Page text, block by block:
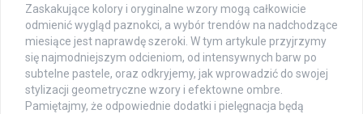
Zaskakujące kolory i oryginalne wzory mogą całkowicie
odmienić wygląd paznokci, a wybór trendów na nadchodzące
miesiące jest naprawdę szeroki. W tym artykule przyjrzymy
się najmodniejszym odcieniom, od intensywnych barw po
subtelne pastele, oraz odkryjemy, jak wprowadzić do swojej
stylizacji geometryczne wzory i efektowne ombre.
Pamiętajmy, że odpowiednie dodatki i pielęgnacja będą